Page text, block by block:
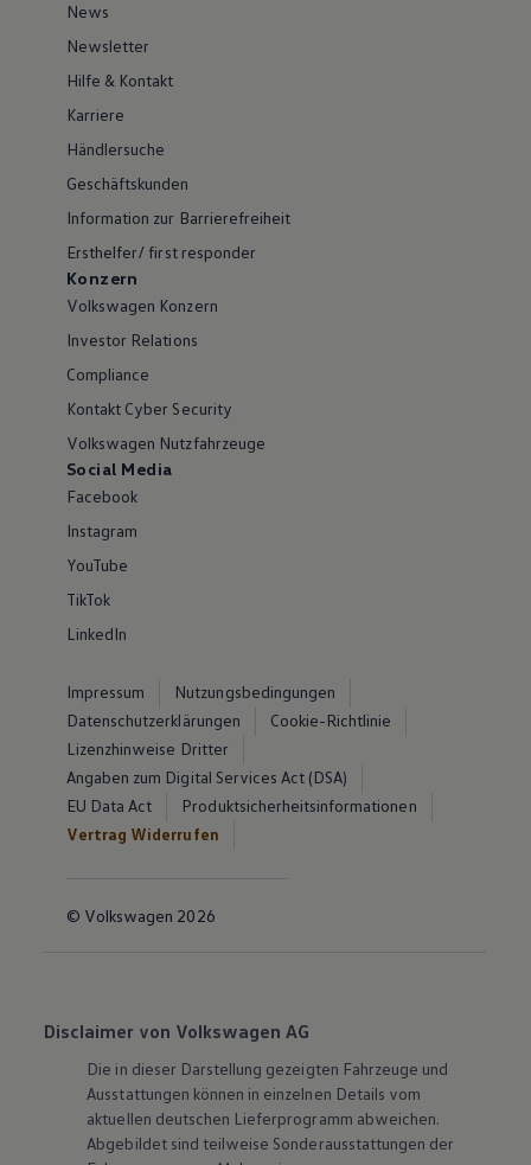
News
Newsletter
Hilfe & Kontakt
Karriere
Händlersuche
Geschäftskunden
Information zur Barrierefreiheit
Ersthelfer/ first responder
Konzern
Volkswagen Konzern
Investor Relations
Compliance
Kontakt Cyber Security
Volkswagen Nutzfahrzeuge
Social Media
Facebook
Instagram
YouTube
TikTok
LinkedIn
Impressum
Nutzungsbedingungen
Datenschutzerklärungen
Cookie-Richtlinie
Lizenzhinweise Dritter
Angaben zum Digital Services Act (DSA)
EU Data Act
Produktsicherheitsinformationen
Vertrag Widerrufen
© Volkswagen 2026
Disclaimer von Volkswagen AG
Die in dieser Darstellung gezeigten Fahrzeuge und
Ausstattungen können in einzelnen Details vom
aktuellen deutschen Lieferprogramm abweichen.
Abgebildet sind teilweise Sonderausstattungen der